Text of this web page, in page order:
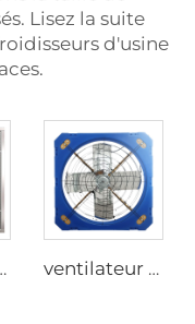
Lisez la suite
d'usine
inoxydable pour étable à vaches ventilateur de serre de 1,2 m pour le bâtiment d'élevage de bétail et l'extraction laitière